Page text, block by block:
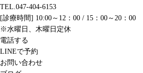
TEL.047-404-6153
[診療時間] 10:00～12：00 / 15：00～20：00
※水曜日、木曜日定休
電話する
LINEで予約
お問い合わせ